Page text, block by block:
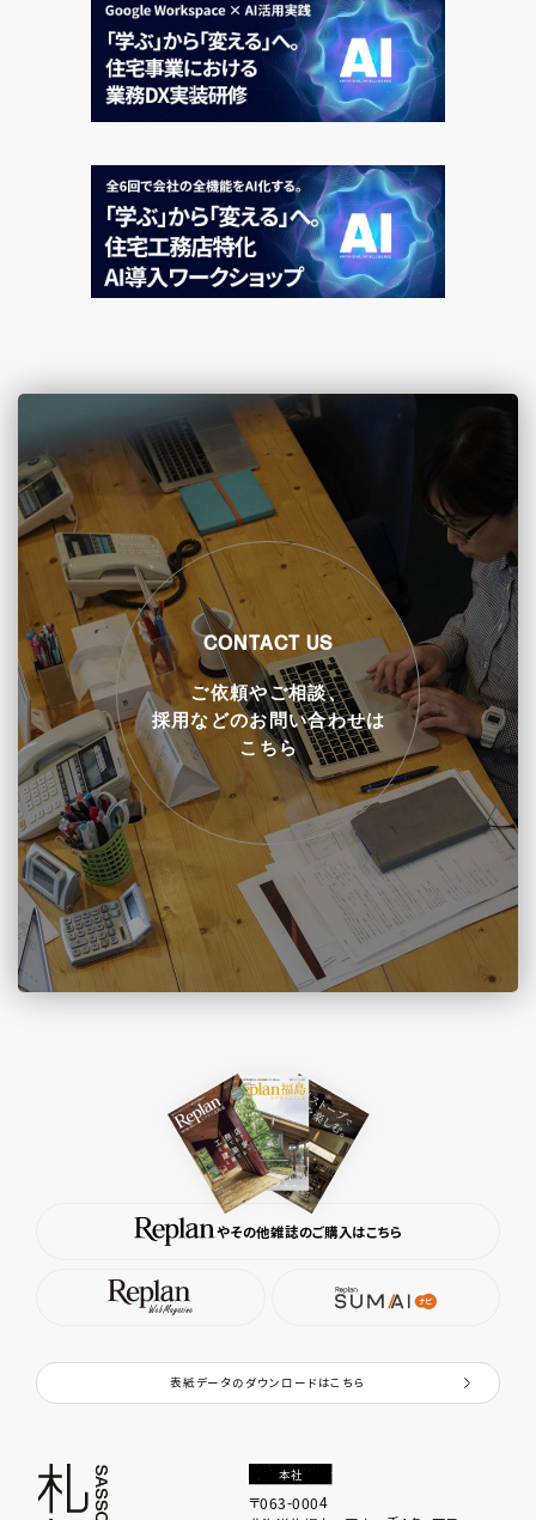
CONTACT US
やその他雑誌のご購入はこちら
表紙データのダウンロードはこちら
本社
〒063-0004